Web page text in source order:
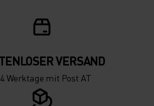
VERSAND
Werktage mit Post AT